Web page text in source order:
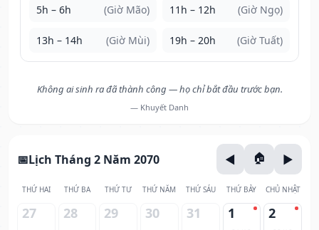
5h – 6h (Giờ Mão) 11h – 12h (Giờ Ngọ)
13h – 14h (Giờ Mùi) 19h – 20h (Giờ Tuất)
Không ai sinh ra đã thành công — họ chỉ bắt đầu trước bạn.
— Khuyết Danh
Lịch Tháng 2 Năm 2070
THỨ HAI THỨ BA THỨ TƯ THỨ NĂM THỨ SÁU THỨ BẢY CHỦ NHẬT
27 28 29 30 31 1 2